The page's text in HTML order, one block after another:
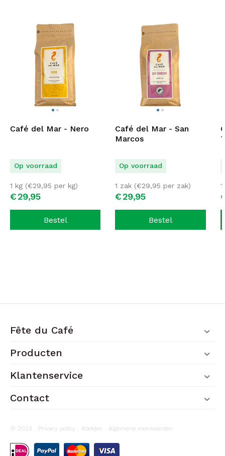
Café del Mar - Nero
Op voorraad
€29,95
1 kg (€29,95 per kg)
Bestel
Café del Mar - San
Marcos
Op voorraad
€29,95
1 zak (€29,95 per zak)
Bestel
Fête du Café
Producten
Klantenservice
Contact
© 2023 . Privacy policy . Koekjes . Algemene voorwaarden